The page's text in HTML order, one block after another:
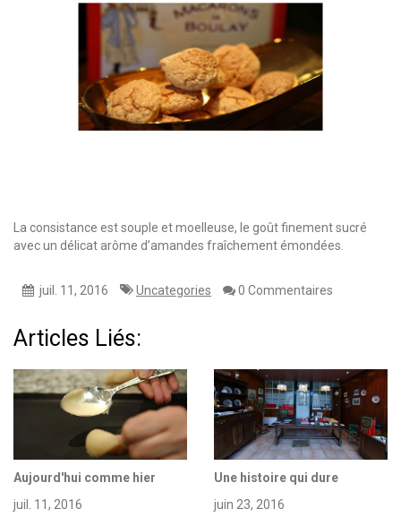
La consistance est souple et moelleuse, le goût finement sucré
avec un délicat arôme d’amandes fraîchement émondées.
juil. 11, 2016 Uncategories 0 Commentaires
Articles Liés:
Aujourd'hui comme hier
juil. 11, 2016
Une histoire qui dure
juin 23, 2016